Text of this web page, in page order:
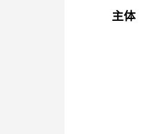
主体